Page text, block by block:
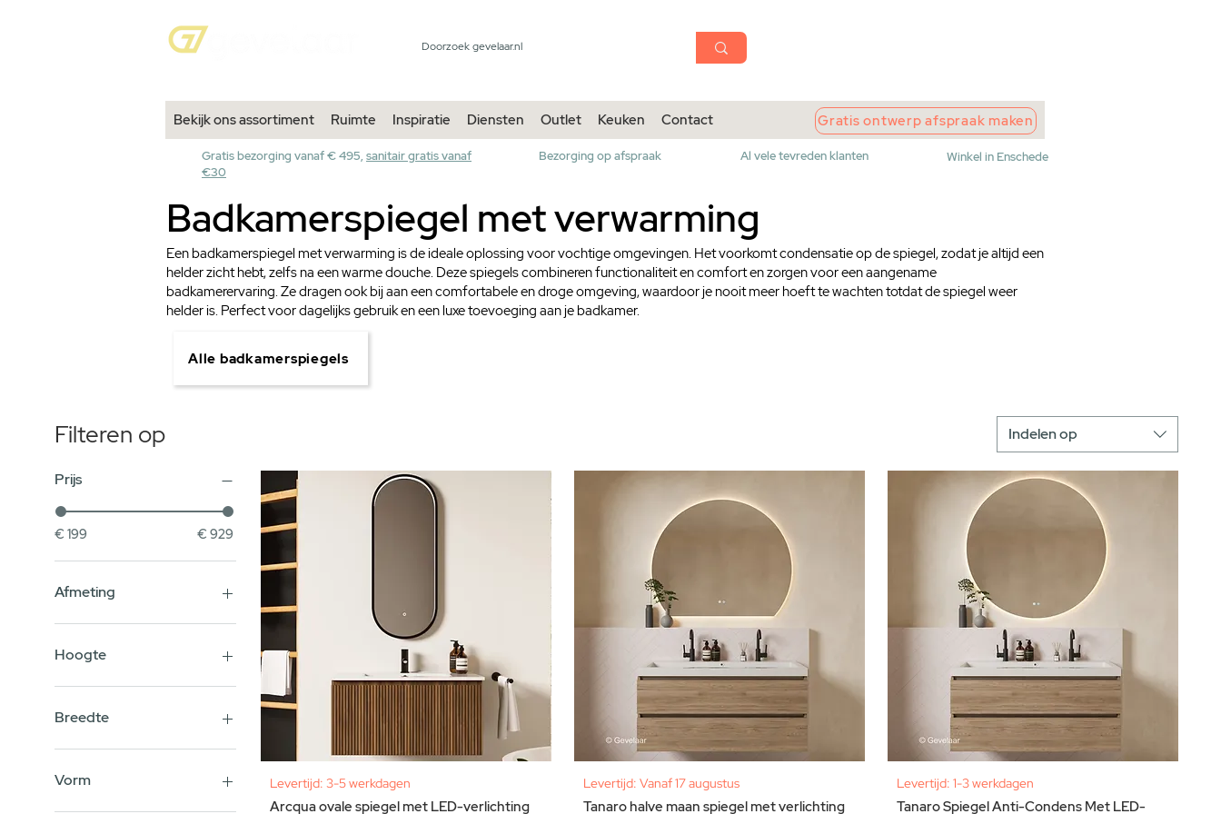
menu
Bekijk ons assortiment Ruimte Inspiratie Diensten Outlet Keuken Contact Gratis ontwerp afspraak maken
Gratis bezorging vanaf € 495, sanitairgratis vanaf
€30
Bezorging op afspraak Al vele tevreden klanten Winkel in Enschede
Badkamerspiegel met verwarming
Een badkamerspiegel met verwarming is de ideale oplossing voor vochtige omgevingen. Het voorkomt condensatie op de spiegel, zodat je altijd een
helder zicht hebt, zelfs na een warme douche. Deze spiegels combineren functionaliteit en comfort en zorgen voor een aangename
badkamerervaring. Ze dragen ook bij aan een comfortabele en droge omgeving, waardoor je nooit meer hoeft te wachten totdat de spiegel weer
helder is. Perfect voor dagelijks gebruik en een luxe toevoeging aan je badkamer.
Alle badkamerspiegels
Filteren op
Prijs
€ 199 € 929
Afmeting
38x80cm
40x80cm
60x60cm
60x80cm
70x70cm
80x50cm
Hoogte
| 38 cm.
| 50 cm.
| 70 cm.
| 80 cm.
Breedte
50 cm.
60 cm.
Vorm
Indelen op
Levertijd: 3-5 werkdagen
Arcqua ovale spiegel met LED-verlichting
Levertijd: Vanaf 17 augustus
Tanaro halve maan spiegel met verlichting
Levertijd: 1-3 werkdagen
Tanaro Spiegel Anti-Condens Met LED-